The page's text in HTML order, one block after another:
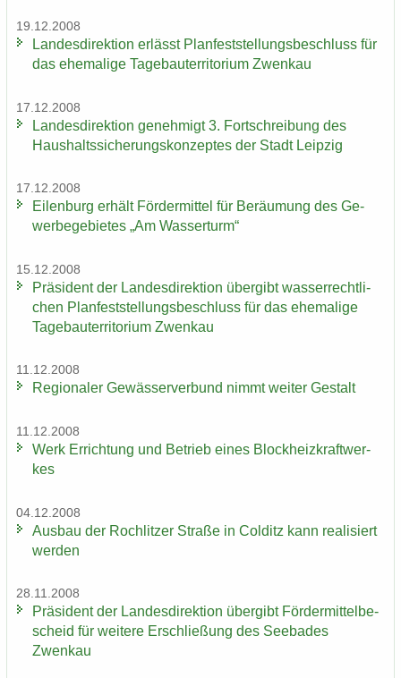
19.12.2008
Lan­des­di­rek­ti­on er­lässt Plan­fest­stel­lungs­be­schluss für
das ehe­ma­li­ge Ta­ge­bau­ter­ri­to­ri­um Zwenkau
17.12.2008
Lan­des­di­rek­ti­on ge­neh­migt 3. Fort­schrei­bung des
Haus­halts­si­che­rungs­kon­zep­tes der Stadt Leip­zig
17.12.2008
Ei­len­burg er­hält För­der­mit­tel für Be­räu­mung des Ge­
wer­be­ge­bie­tes „Am Was­ser­turm“
15.12.2008
Prä­si­dent der Lan­des­di­rek­ti­on über­gibt was­ser­recht­li­
chen Plan­fest­stel­lungs­be­schluss für das ehe­ma­li­ge
Ta­ge­bau­ter­ri­to­ri­um Zwenkau
11.12.2008
Re­gio­na­ler Ge­wäs­ser­ver­bund nimmt wei­ter Ge­stalt
11.12.2008
Werk Er­rich­tung und Be­trieb eines Block­heiz­kraft­wer­
kes
04.12.2008
Aus­bau der Roch­lit­zer Stra­ße in Col­ditz kann rea­li­siert
wer­den
28.11.2008
Prä­si­dent der Lan­des­di­rek­ti­on über­gibt För­der­mit­tel­be­
scheid für wei­te­re Er­schlie­ßung des See­ba­des
Zwenkau